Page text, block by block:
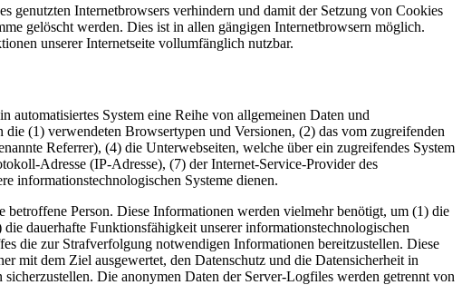
genutzten Internetbrowsers verhindern und damit der Setzung von Cookies
gelöscht werden. Dies ist in allen gängigen Internetbrowsern möglich.
unserer Internetseite vollumfänglich nutzbar.
System eine Reihe von allgemeinen Daten und
(1) verwendeten Browsertypen und Versionen, (2) das vom zugreifenden
Referrer), (4) die Unterwebseiten, welche über ein zugreifendes System
Adresse (IP-Adresse), (7) der Internet-Service-Provider des
informationstechnologischen Systeme dienen.
Person. Diese Informationen werden vielmehr benötigt, um (1) die
dauerhafte Funktionsfähigkeit unserer informationstechnologischen
die zur Strafverfolgung notwendigen Informationen bereitzustellen. Diese
mit dem Ziel ausgewertet, den Datenschutz und die Datensicherheit in
Die anonymen Daten der Server-Logfiles werden getrennt von